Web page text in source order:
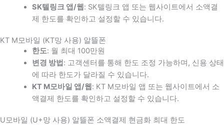
SK텔링크 앱/웹 : SK텔링크 앱 또는 웹사이트에서 소액결
제 한도를 확인하고 설정할 수 있습니다.
KT M모바일 (KT망 사용) 알뜰폰
한도: 월 최대 100만원
변경 방법 : 고객센터를 통해 한도 조정 가능하며, 신용 상태
에 따라 한도가 달라질 수 있습니다.
KT M모바일 앱/웹 : KT M모바일 앱 또는 웹사이트에서 소
액결제 한도를 확인하고 설정할 수 있습니다.
U모바일 (U+망 사용) 알뜰폰 소액결제 현금화 최대 한도